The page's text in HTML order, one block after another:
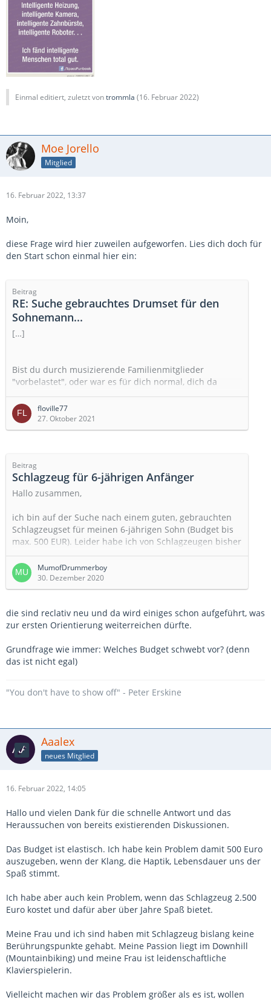
Einmal editiert, zuletzt vontrommla (16. Februar 2022)
Moe Jorello
Mitglied
16. Februar 2022, 13:37
Moin,
diese Frage wird hier zuweilen aufgeworfen. Lies dich doch für
den Start schon einmal hier ein:
Beitrag
RE: Suche gebrauchtes Drumset für den
Sohnemann...
[…]
Bist du durch musizierende Familienmitglieder
"vorbelastet", oder war es für dich normal, dich da
reinzufuchsen? Mein Sohn ist gerade sehr auf Fußball
fixiert. Für mich als Radsportfreak natürlich schade,
aber ich gönne ihm den Spaß. Beim Schlagzeug hoffe
ich, das der Funken überspringt. Bin selber auch
trommle
geschaut und da ist er schon…
floville77
27. Oktober 2021
Beitrag
Schlagzeug für 6-jährigen Anfänger
Hallo zusammen,
ich bin auf der Suche nach einem guten, gebrauchten
Schlagzeugset für meinen 6-jährigen Sohn (Budget bis
max. 500 EUR). Leider habe ich von Schlagzeugen bisher
wenig Ahnung, daher hoffe ich sehr auf eure Hilfe!
Während meiner Internetrecherche bin bisher auf
folgende Sets gestoßen, die bei uns in der Umgebung
sind (Raum Ingolstadt/Bayern) und für mich als Laie
Kleinanzeigen (ebay-kleinanzeigen.de)
[laut
Aussagen
MumofDrummerboy
30. Dezember 2020
die sind reclativ neu und da wird einiges schon aufgeführt, was
zur ersten Orientierung weiterreichen dürfte.
Grundfrage wie immer: Welches Budget schwebt vor? (denn
das ist nicht egal)
"You don't have to show off" - Peter Erskine
Aaalex
neues Mitglied
16. Februar 2022, 14:05
Hallo und vielen Dank für die schnelle Antwort und das
Heraussuchen von bereits existierenden Diskussionen.
Das Budget ist elastisch. Ich habe kein Problem damit 500 Euro
auszugeben, wenn der Klang, die Haptik, Lebensdauer uns der
Spaß stimmt.
Ich habe aber auch kein Problem, wenn das Schlagzeug 2.500
Euro kostet und dafür aber über Jahre Spaß bietet.
Meine Frau und ich sind haben mit Schlagzeug bislang keine
Berührungspunkte gehabt. Meine Passion liegt im Downhill
(Mountainbiking) und meine Frau ist leidenschaftliche
Klavierspielerin.
Vielleicht machen wir das Problem größer als es ist, wollen